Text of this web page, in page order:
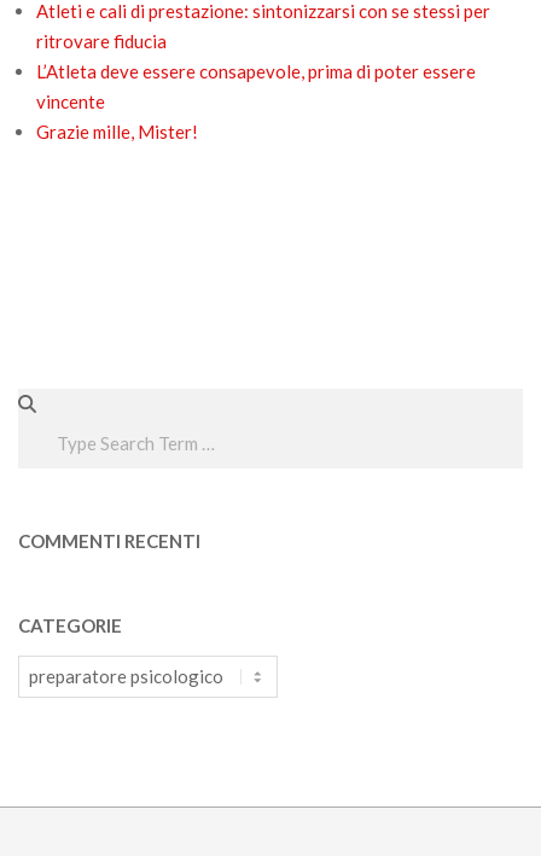
Atleti e cali di prestazione: sintonizzarsi con se stessi per
ritrovare fiducia
L’Atleta deve essere consapevole, prima di poter essere
vincente
Grazie mille, Mister!
Search
COMMENTI RECENTI
CATEGORIE
Categorie